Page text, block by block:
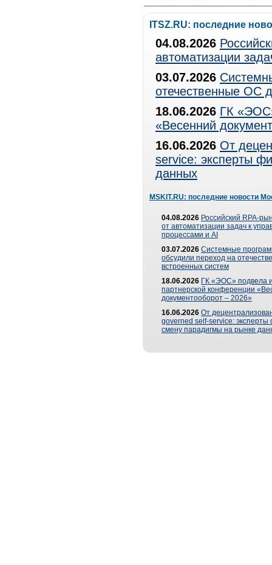
ITSZ.RU: последние
04.08.2026
автоматизации
03.07.2026
отечественные ОС
18.06.2026 ГК
«Весенний
16.06.2026 От
service: эксперты
данных
MSKIT.RU: последние новости
04.08.2026 Российский RPA-
от автоматизации задач к
процессами и AI
03.07.2026 Системные
обсудили переход на
встроенных систем
18.06.2026 ГК «ЭОС» подвела
партнерской конференции
документооборот – 2026»
16.06.2026 От
governed self-service: эксперты
смену парадигмы на рынке